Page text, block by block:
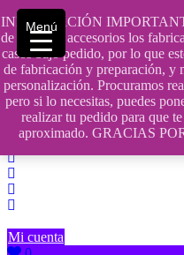
INFORMACIÓN
de nuestros accesorios los
casos bajo pedido, por lo que
de fabricación y preparación, y
personalización. Procuramos
pero si lo necesitas, puedes
realizar tu pedido para que
aproximado. GRACIAS
Saltar
contenido
609241475 SOLO DE 10:00 a
info@hobbyaescala.com
San Fernando de Henares
10:00 - 14:00
Mi cuenta
Menú